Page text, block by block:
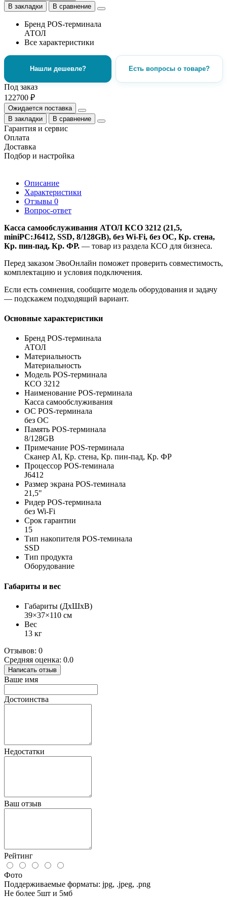
В закладки
В сравнение
Бренд POS-терминала
АТОЛ
Все характеристики
Нашли дешевле? Есть вопросы о товаре?
Под заказ
122700 ₽
Ожидается поставка
В закладки
В сравнение
Гарантия и сервис
Оплата
Доставка
Подбор и настройка
Описание
Характеристики
Отзывы 0
Вопрос-ответ
Касса самообслуживания АТОЛ КСО 3212 (21,5,
miniPC:J6412, SSD, 8/128GB), без Wi-Fi, без ОС, Кр. стена,
Кр. пин-пад, Кр. ФР. — товар из раздела КСО для бизнеса.
Перед заказом ЭвоОнлайн поможет проверить совместимость,
комплектацию и условия подключения.
Если есть сомнения, сообщите модель оборудования и задачу
— подскажем подходящий вариант.
Основные характеристики
Бренд POS-терминала
АТОЛ
Материальность
Материальность
Модель POS-терминала
КСО 3212
Наименование POS-терминала
Касса самообслуживания
ОС POS-терминала
без ОС
Память POS-терминала
8/128GB
Примечание POS-терминала
Сканер AI, Кр. стена, Кр. пин-пад, Кр. ФР
Процессор POS-теминала
J6412
Размер экрана POS-теминала
21,5"
Ридер POS-терминала
без Wi-Fi
Срок гарантии
15
Тип накопителя POS-теминала
SSD
Тип продукта
Оборудование
Габариты и вес
Габариты (ДхШхВ)
39×37×110 см
Вес
13 кг
Отзывов: 0
Средняя оценка: 0.0
Написать отзыв
Ваше имя
Достоинства
Недостатки
Ваш отзыв
Рейтинг
Фото
Поддерживаемые форматы: jpg, .jpeg, .png
Не более 5шт и 5мб